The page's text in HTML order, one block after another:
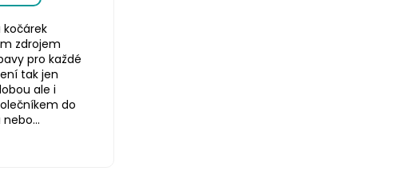
kočárek
zdrojem
pro každé
tak jen
ale i
do